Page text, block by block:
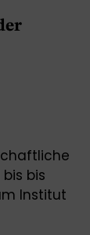
bis
Institut